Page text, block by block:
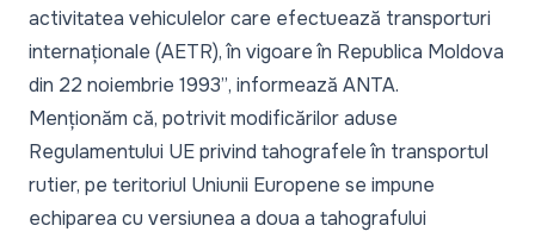
activitatea vehiculelor care efectuează transporturi
internaționale (AETR), în vigoare în Republica Moldova
din 22 noiembrie 1993”, informează ANTA.
Menționăm că, potrivit modificărilor aduse
Regulamentului UE privind tahografele în transportul
rutier, pe teritoriul Uniunii Europene se impune
echiparea cu versiunea a doua a tahografului